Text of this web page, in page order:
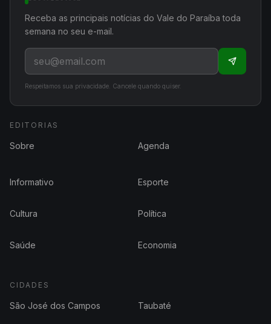
Receba as principais notícias do Vale do Paraíba toda
semana no seu e-mail.
Respeitamos sua privacidade. Cancele quando quiser.
EDITORIAS
Sobre Agenda
Informativo Esporte
Cultura Política
Saúde Economia
CIDADES
São José dos Campos Taubaté